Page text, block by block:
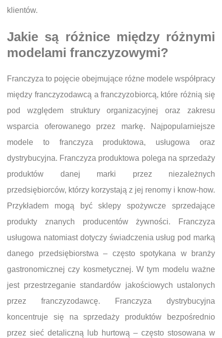
klientów.
Jakie są różnice między różnymi
modelami franczyzowymi?
Franczyza to pojęcie obejmujące różne modele współpracy
między franczyzodawcą a franczyzobiorcą, które różnią się
pod względem struktury organizacyjnej oraz zakresu
wsparcia oferowanego przez markę. Najpopularniejsze
modele to franczyza produktowa, usługowa oraz
dystrybucyjna. Franczyza produktowa polega na sprzedaży
produktów danej marki przez niezależnych
przedsiębiorców, którzy korzystają z jej renomy i know-how.
Przykładem mogą być sklepy spożywcze sprzedające
produkty znanych producentów żywności. Franczyza
usługowa natomiast dotyczy świadczenia usług pod marką
danego przedsiębiorstwa – często spotykana w branży
gastronomicznej czy kosmetycznej. W tym modelu ważne
jest przestrzeganie standardów jakościowych ustalonych
przez franczyzodawcę. Franczyza dystrybucyjna
koncentruje się na sprzedaży produktów bezpośrednio
przez sieć detaliczną lub hurtową – często stosowana w